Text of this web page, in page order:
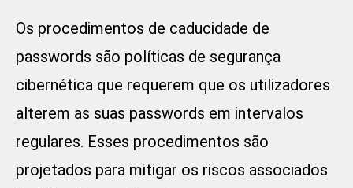
Os procedimentos de caducidade de
passwords são políticas de segurança
cibernética que requerem que os utilizadores
alterem as suas passwords em intervalos
regulares. Esses procedimentos são
projetados para mitigar os riscos associados